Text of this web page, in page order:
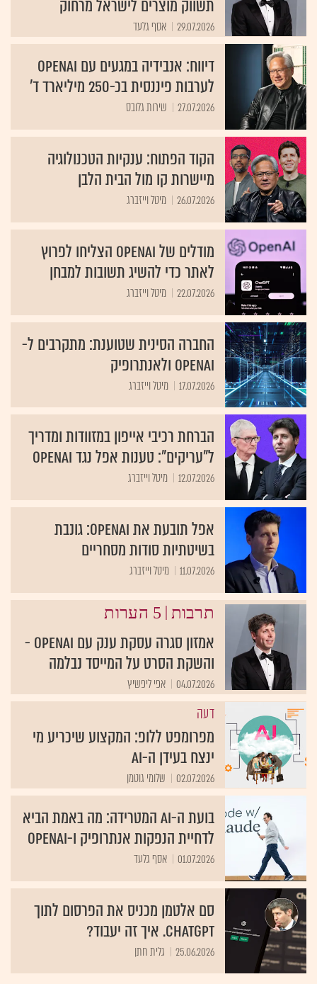
תשווק מוצרים לישראל מרחוק
29.07.2026 אסף גלעד
דיווח: אנבידיה במגעים עם OpenAI
לערבות פיננסית בכ-250 מיליארד ד'
27.07.2026 שירות גלובס
הקוד הפתוח: ענקיות הטכנולוגיה
מיישרות קו מול הבית הלבן
26.07.2026 מיטל וייזברג
מודלים של OpenAI הצליחו לפרוץ
לאתר כדי להשיג תשובות למבחן
22.07.2026 מיטל וייזברג
החברה הסינית שטוענת: מתקרבים ל-
OpenAI ולאנתרופיק
17.07.2026 מיטל וייזברג
הברחת רכיבי אייפון במזוודות ומדריך
ל"עריקים": טענות אפל נגד OpenAI
12.07.2026 מיטל וייזברג
אפל תובעת את OpenAI: גונבת
בשיטתיות סודות מסחריים
11.07.2026 מיטל וייזברג
תרבות | 5 הערות
אמזון סגרה עסקת ענק עם openAI -
והשקת הסרט על המייסד נבלמה
04.07.2026 אפי ליפשיץ
דעה
מפרומפט ללופ: המקצוע שיכריע מי
ינצח בעידן ה-AI
02.07.2026 שלומי גוטמן
בועת ה-AI המטרידה: מה באמת הביא
לדחיית הנפקות אנתרופיק ו-OpenAI
01.07.2026 אסף גלעד
סם אלטמן מכניס את הפרסום לתוך
ChatGPT. איך זה יעבוד?
25.06.2026 גלית חתן